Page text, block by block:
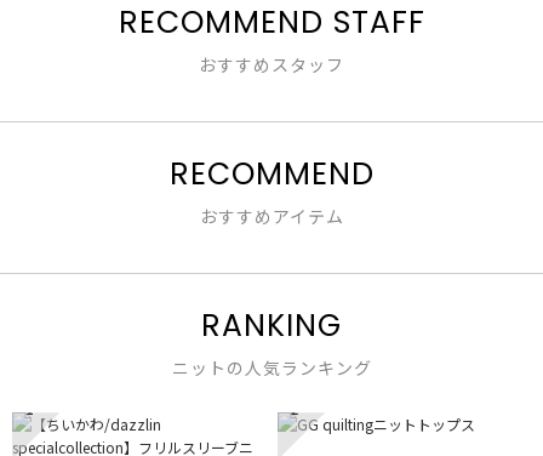
RECOMMEND STAFF
おすすめスタッフ
RECOMMEND
おすすめアイテム
RANKING
ニットの人気ランキング
1 2